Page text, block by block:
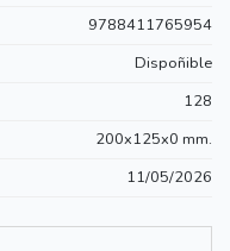
9788411765954
Dispoñible
128
200x125x0 mm.
11/05/2026